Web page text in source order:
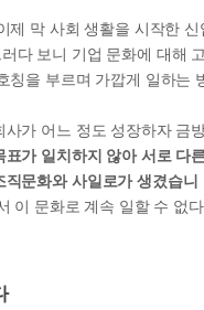
제 막 사회 생활을 시작한 신
다 보니 기업 문화에 대해
칭을 부르며 가깝게 일하는
가 어느 정도 성장하자 금
표가 일치하지 않아 서로 다
문화와 사일로가 생겼습니
이 문화로 계속 일할 수 없다